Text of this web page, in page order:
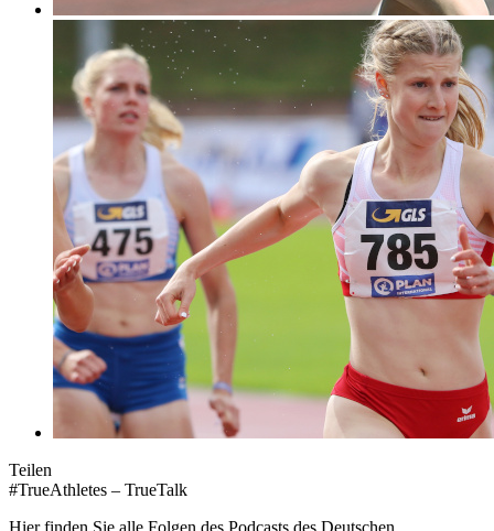
Teilen
#TrueAthletes – TrueTalk